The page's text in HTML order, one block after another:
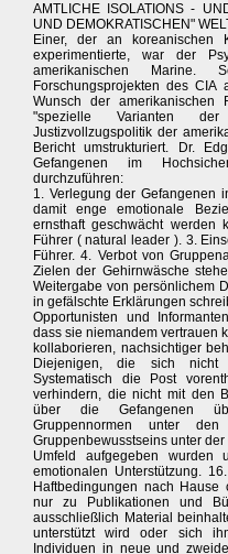
AMTLICHE ISOLATIONS -
UND DEMOKRATISCHEN"
Einer, der an koreanischen
experimentierte, war der
amerikanischen
Forschungsprojekten des
Wunsch der amerikanischen
"spezielle Varianten der
Justizvollzugspolitik der
Bericht umstrukturiert. Dr.
Gefangenen im
durchzuführen:
1. Verlegung der Gefangenen
damit enge emotionale
ernsthaft geschwächt werden
Führer ( natural leader ). 3.
Führer. 4. Verbot von
Zielen der Gehirnwäsche
Weitergabe von persönlichem
in gefälschte Erklärungen
Opportunisten und
dass sie niemandem vertrauen
kollaborieren, nachsichtiger
Diejenigen, die sich nicht
Systematisch die Post
verhindern, die nicht mit den
über die Gefangenen
Gruppennormen unter
Gruppenbewusstseins unter
Umfeld aufgegeben wurden
emotionalen Unterstützung.
Haftbedingungen nach
nur zu Publikationen und
ausschließlich Material
unterstützt wird oder sich
Individuen in neue und